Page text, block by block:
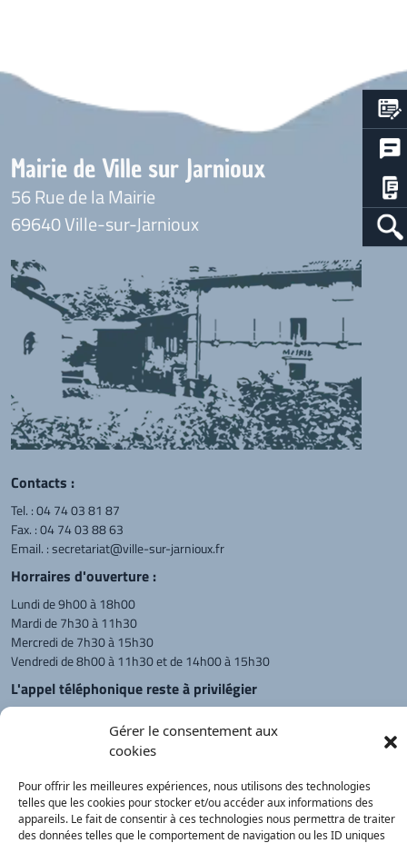
Gérer le consentement aux
cookies
Pour offrir les meilleures expériences, nous utilisons des technologies
telles que les cookies pour stocker et/ou accéder aux informations des
appareils. Le fait de consentir à ces technologies nous permettra de traiter
des données telles que le comportement de navigation ou les ID uniques
Mairie de Ville sur Jarnioux
56 Rue de la Mairie
69640 Ville-sur-Jarnioux
Contacts :
Tel. :04 74 03 81 87
Fax. : 04 74 03 88 63
Email. :secretariat@ville-sur-jarnioux.fr
Horraires d'ouverture :
Lundi de 9h00 à 18h00
Mardi de 7h30 à 11h30
Mercredi de 7h30 à 15h30
Vendredi de 8h00 à 11h30 et de 14h00 à 15h30
L'appel téléphonique reste à privilégier
reçoivent sur rendez-vous.
Retour à l'accueil PanneauPocket